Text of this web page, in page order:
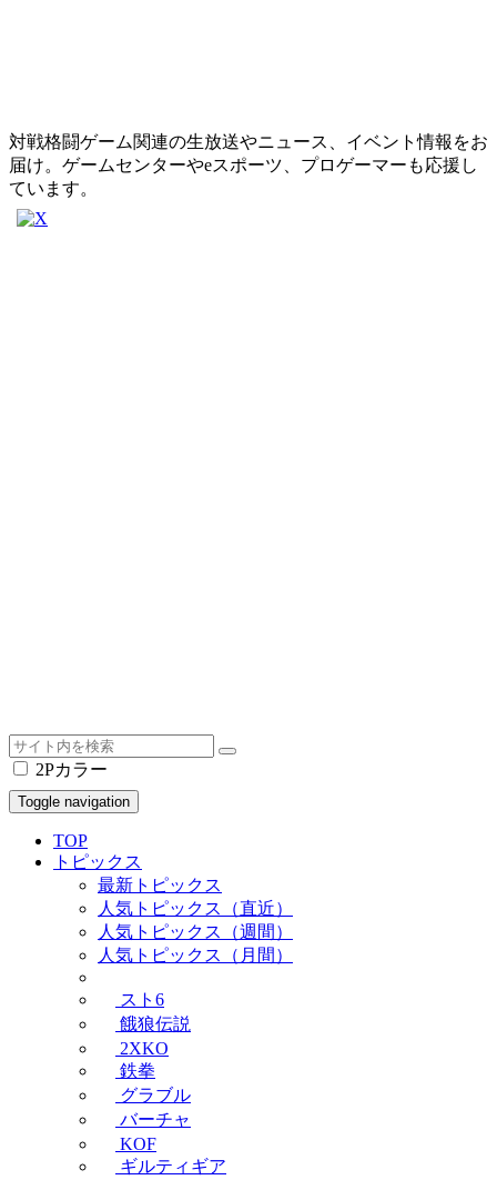
対戦格闘ゲーム関連の生放送やニュース、イベント情報をお
届け。ゲームセンターやeスポーツ、プロゲーマーも応援し
ています。
2Pカラー
Toggle navigation
TOP
トピックス
最新トピックス
人気トピックス（直近）
人気トピックス（週間）
人気トピックス（月間）
スト6
餓狼伝説
2XKO
鉄拳
グラブル
バーチャ
KOF
ギルティギア